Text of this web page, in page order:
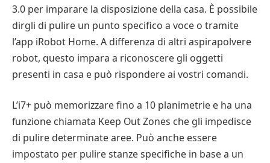
3.0 per imparare la disposizione della casa. È possibile
dirgli di pulire un punto specifico a voce o tramite
l’app iRobot Home. A differenza di altri aspirapolvere
robot, questo impara a riconoscere gli oggetti
presenti in casa e può rispondere ai vostri comandi.
L’i7+ può memorizzare fino a 10 planimetrie e ha una
funzione chiamata Keep Out Zones che gli impedisce
di pulire determinate aree. Può anche essere
impostato per pulire stanze specifiche in base a un